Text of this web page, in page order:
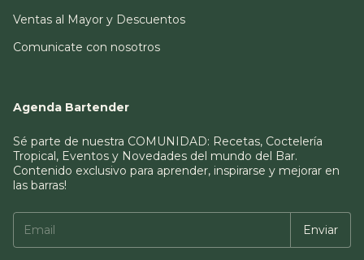
Ventas al Mayor y Descuentos
Comunicate con nosotros
Agenda Bartender
Sé parte de nuestra COMUNIDAD: Recetas, Coctelería
Tropical, Eventos y Novedades del mundo del Bar.
Contenido exclusivo para aprender, inspirarse y mejorar en
las barras!